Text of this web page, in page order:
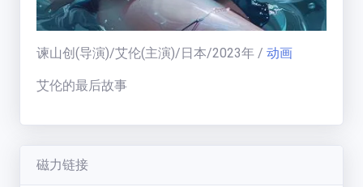
免费在线电影
一周热门榜
谏山创(导演)/艾伦(主演)/日本/2023年 / 动画
艾伦的最后故事
磁力链接